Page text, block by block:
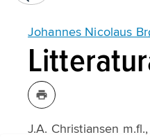
Johannes Nicolaus
J.A. Christiansen m.fl.,